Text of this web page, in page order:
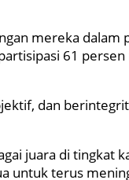
mereka dalam
61
dan
juara di tingkat
untuk terus